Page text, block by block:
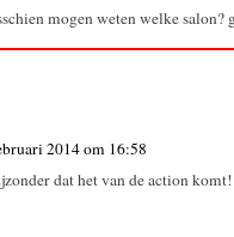
mogen weten welke salon?
2014 om 16:58
dat het van de action